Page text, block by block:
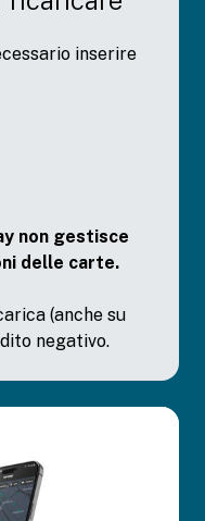
inserire
non gestisce
delle carte.
(anche su
negativo.